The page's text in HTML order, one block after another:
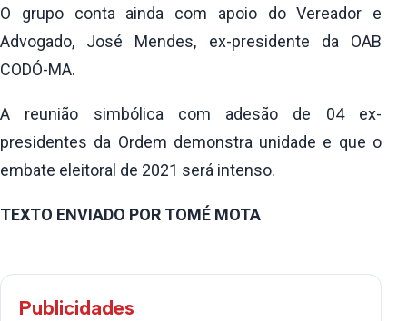
O grupo conta ainda com apoio do Vereador e
Advogado, José Mendes, ex-presidente da OAB
CODÓ-MA.
A reunião simbólica com adesão de 04 ex-
presidentes da Ordem demonstra unidade e que o
embate eleitoral de 2021 será intenso.
TEXTO ENVIADO POR TOMÉ MOTA
Publicidades